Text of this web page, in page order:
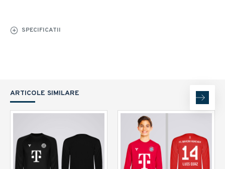
SPECIFICATII
ARTICOLE SIMILARE